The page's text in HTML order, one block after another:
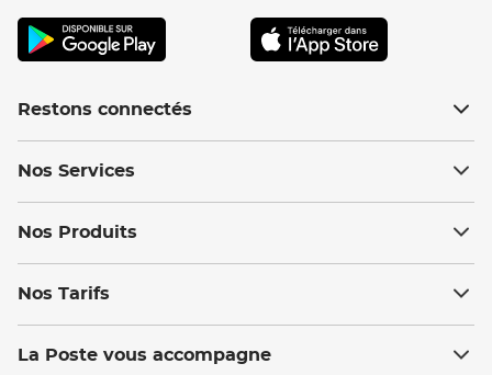
Restons connectés
Nos Services
Nos Produits
Nos Tarifs
La Poste vous accompagne